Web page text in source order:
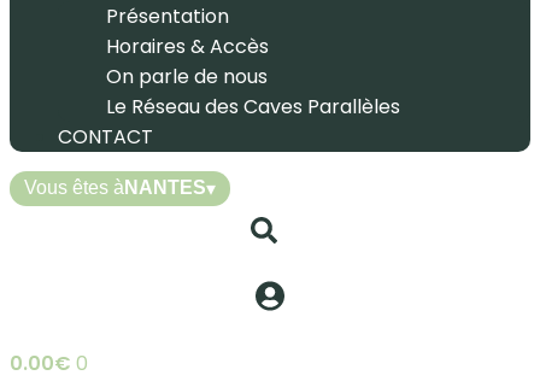
Présentation
Horaires & Accès
On parle de nous
Le Réseau des Caves Parallèles
CONTACT
Vous êtes à NANTES▾
0.00€ 0